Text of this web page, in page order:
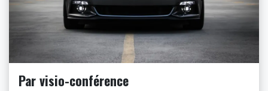
Par visio-conférence